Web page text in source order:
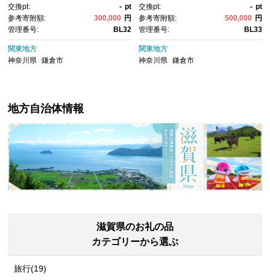
気 おすすめ ギフトカード 紳士
服 レディースシャツ カジュア
ルシャツ ビジネスシャツ 贈答
用 送料無料 神奈川 鎌倉
交換pt: - pt
参考寄附額:
300,000 円
管理番号:
BL32
関東地方
神奈川県
鎌倉市
気 おすすめ ギフトカード 紳士
服 レディースシャツ カジュア
ルシャツ ビジネスシャツ 贈答
用 送料無料 神奈川 鎌倉
交換pt: - pt
参考寄附額:
500,000 円
管理番号:
BL33
関東地方
神奈川県 鎌倉市
地方自治体情報
滋賀県のお礼の品
カテゴリーから選ぶ
旅行(19)